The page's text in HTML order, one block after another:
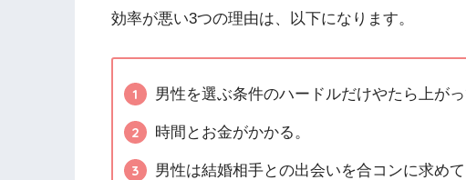
効率が悪い3つの理由は、以下になります。
男性を選ぶ条件のハードルだけやたら上がっ
時間とお金がかかる。
男性は結婚相手との出会いを合コンに求めて